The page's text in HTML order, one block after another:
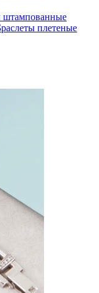
штампованные
плетеные